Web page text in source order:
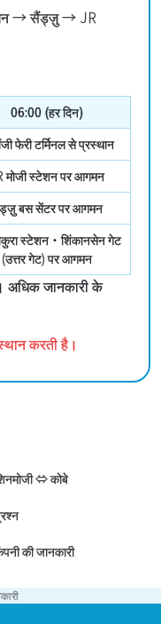
→ सैंड्ज़ु → JR
06:00 (हर दिन)
फेरी टर्मिनल से प्रस्थान
मोजी स्टेशन पर आगमन
बस सेंटर पर आगमन
स्टेशन・शिंकानसेन गेट
(उत्तर गेट) पर आगमन
अधिक जानकारी के
करती है।
⇔ कोबे
की जानकारी